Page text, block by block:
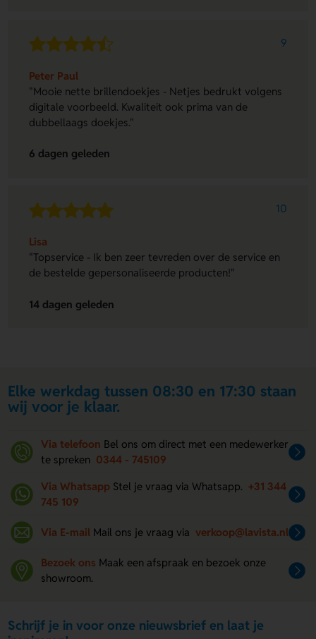
9
Peter Paul
"Mooie nette brillendoekjes - Netjes bedrukt volgens
digitale voorbeeld. Kwaliteit ook prima van de
dubbellaags doekjes."
6 dagen geleden
10
Lisa
"Topservice - Ik ben zeer tevreden over de service en
de bestelde gepersonaliseerde producten!"
14 dagen geleden
Elke werkdag tussen 08:30 en 17:30 staan
wij voor je klaar.
Via telefoon Bel ons om direct met een medewerker
te spreken 0344 - 745109
Via Whatsapp Stel je vraag via Whatsapp. +31 344
745 109
Via E-mail Mail ons je vraag via verkoop@lavista.nl
Bezoek ons Maak een afspraak en bezoek onze
showroom.
Schrijf je in voor onze nieuwsbrief en laat je